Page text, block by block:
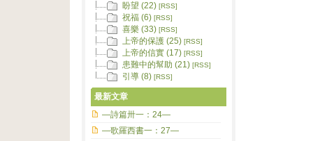
盼望 (22) [RSS]
祝福 (6) [RSS]
喜樂 (33) [RSS]
上帝的保護 (25) [RSS]
上帝的信實 (17) [RSS]
患難中的幫助 (21) [RSS]
引導 (8) [RSS]
最新文章
—詩篇卅一：24—
—歌羅西書一：27—